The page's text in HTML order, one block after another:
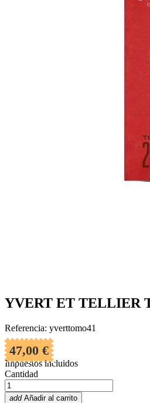
YVERT ET TELLIER
Referencia: yverttomo41
47,00 €
Impuestos incluidos
Cantidad
add Añadir al carrito